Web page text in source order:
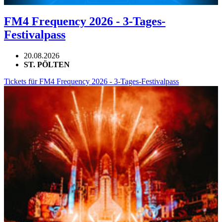
FM4 Frequency 2026 - 3-Tages-
Festivalpass
20.08.2026
ST. PÖLTEN
Tickets für FM4 Frequency 2026 - 3-Tages-Festivalpass